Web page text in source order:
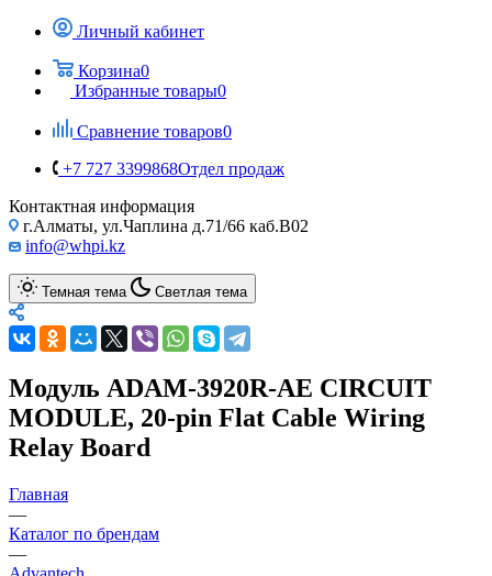
Личный кабинет
Корзина0
Избранные товары0
Сравнение товаров0
+7 727 3399868Отдел продаж
Контактная информация
г.Алматы, ул.Чаплина д.71/66 каб.B02
info@whpi.kz
Темная тема Светлая тема
Модуль ADAM-3920R-AE CIRCUIT
MODULE, 20-pin Flat Cable Wiring
Relay Board
Главная
—
Каталог по брендам
—